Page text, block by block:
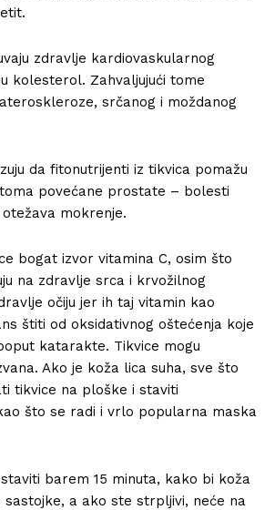
zdravlje kardiovaskularnog
kolesterol. Zahvaljujući tome
srčanog i moždanog
da fitonutrijenti iz tikvica pomažu
povećane prostate – bolesti
mokrenje.
bogat izvor vitamina C, osim što
na zdravlje srca i krvožilnog
očiju jer ih taj vitamin kao
štiti od oksidativnog oštećenja koje
katarakte. Tikvice mogu
Ako je koža lica suha, sve što
tikvice na ploške i staviti
što se radi i vrlo popularna maska
barem 15 minuta, kako bi koža
sastojke, a ako ste strpljivi, neće na